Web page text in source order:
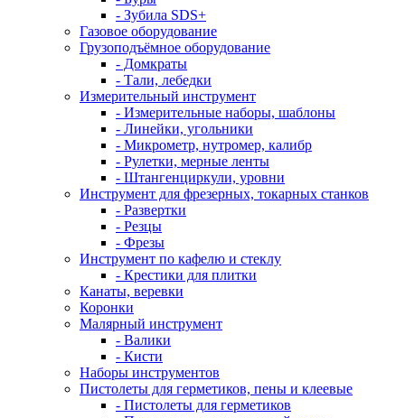
- Зубила SDS+
Газовое оборудование
Грузоподъёмное оборудование
- Домкраты
- Тали, лебедки
Измерительный инструмент
- Измерительные наборы, шаблоны
- Линейки, угольники
- Микрометр, нутромер, калибр
- Рулетки, мерные ленты
- Штангенциркули, уровни
Инструмент для фрезерных, токарных станков
- Развертки
- Резцы
- Фрезы
Инструмент по кафелю и стеклу
- Крестики для плитки
Канаты, веревки
Коронки
Малярный инструмент
- Валики
- Кисти
Наборы инструментов
Пистолеты для герметиков, пены и клеевые
- Пистолеты для герметиков